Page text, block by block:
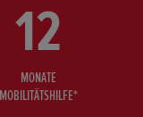
12
MONATE
MOBILITÄTSHILFE*